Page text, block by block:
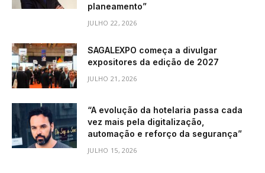
planeamento”
JULHO 22, 2026
SAGALEXPO começa a divulgar
expositores da edição de 2027
JULHO 21, 2026
“A evolução da hotelaria passa cada
vez mais pela digitalização,
automação e reforço da segurança”
JULHO 15, 2026